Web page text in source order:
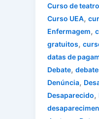
Curso de teatro
Curso UEA,
Enfermagem,
gratuitos,
datas de
Debate,
Denúncia,
Desaparecido,